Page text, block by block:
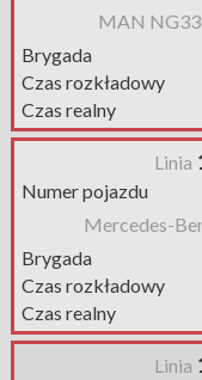
MAN
Brygada
Czas rozkładowy
Czas realny
Linia
Numer pojazdu
Mercedes-
Brygada
Czas rozkładowy
Czas realny
Linia